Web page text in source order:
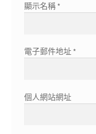
顯示名稱 *
電子郵件地址 *
個人網站網址